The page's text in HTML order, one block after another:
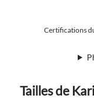
Certifications
Tailles de